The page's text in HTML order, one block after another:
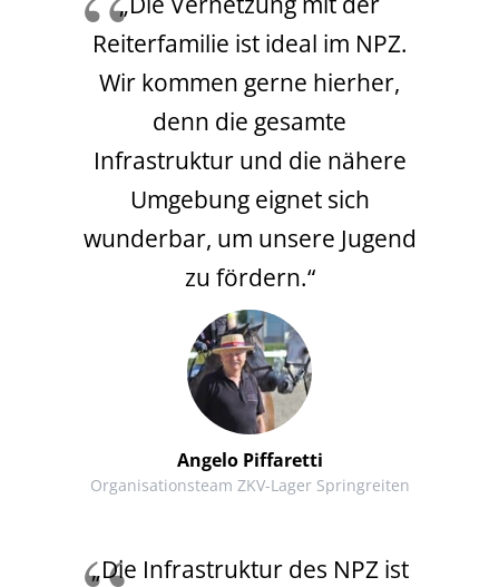
Reiterfamilie ist ideal im NPZ.
Wir kommen gerne hierher,
denn die gesamte
Infrastruktur und die nähere
Umgebung eignet sich
wunderbar, um unsere Jugend
zu fördern.“
Angelo Piffaretti
Organisationsteam ZKV-Lager Springreiten
„Die Infrastruktur des NPZ ist